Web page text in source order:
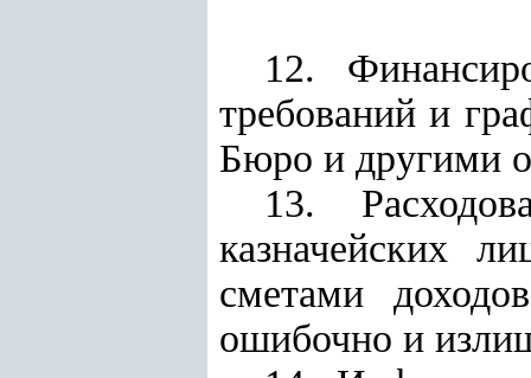
12.
требований и
Бюро и другими
13.
казначейских
сметами
ошибочно и